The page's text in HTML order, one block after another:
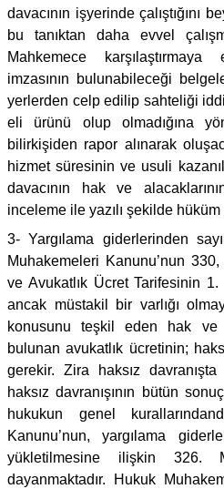
davacının işyerinde çalıştığını
bu tanıktan daha evvel
Mahkemece
imzasının bulunabileceği
yerlerden celp edilip sahteliği
eli ürünü olup olmadığına
bilirkişiden rapor alınarak
hizmet süresinin ve usuli
davacının hak ve
inceleme ile yazılı şekilde hüküm
3- Yargılama giderlerinden
Muhakemeleri Kanunu’nun
ve Avukatlık Ücret Tarifesinin
ancak müstakil bir varlığı
konusunu teşkil eden hak ve
bulunan avukatlık ücretinin;
gerekir. Zira haksız
haksız davranışının bütün
hukukun genel
Kanunu’nun, yargılama
yükletilmesine ilişkin
dayanmaktadır. Hukuk